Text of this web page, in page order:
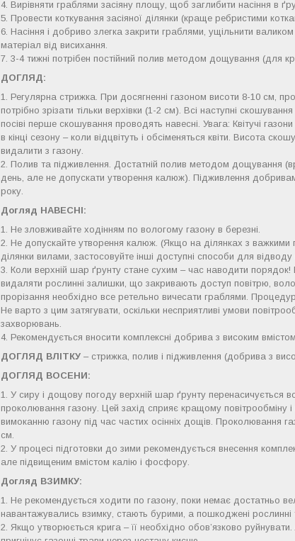
4. Вирівняти граблями засіяну площу, щоб заглибити насіння в
5. Провести коткування засіяної ділянки (краще ребристими
6. Насіння і добриво злегка закрити граблями, ущільнити
матеріал від висихання.
7. 3-4 тижні потрібен постійний полив методом дощування (для
ДОГЛЯД:
1. Регулярна стрижка. При досягненні газоном висоти 8-10 см,
потрібно зрізати тільки верхівки (1-2 см). Всі наступні
посіві перше скошування проводять навесні. Увага: Квітучі
в кінці сезону – коли відцвітуть і обсіменяться квіти. Висота
видалити з газону.
2. Полив та підживлення. Достатній полив методом дощування
день, але не допускати утворення калюж). Підживлення
року.
Догляд НАВЕСНІ:
1. Не зловживайте ходінням по вологому газону в березні.
2. Не допускайте утворення калюж. (Якщо на ділянках з
ділянки вилами, застосовуйте інші доступні способи для
3. Коли верхній шар ґрунту стане сухим – час наводити порядок!
видаляти рослинні залишки, що закривають доступ повітрю,
прорізання необхідно все ретельно вичесати граблями.
Не варто з цим затягувати, оскільки несприятливі умови
захворювань.
4. Рекомендується вносити комплексні добрива з високим
ДОГЛЯД ВЛІТКУ – стрижка, полив і підживлення (добрива з
ДОГЛЯД ВОСЕНИ:
1. У сиру і дощову погоду верхній шар ґрунту перенасичується
проколювання газону. Цей захід сприяє кращому повітрообміну
вимоканню газону під час частих осінніх дощів. Проколювання
см.
2. У процесі підготовки до зими рекомендується внесення
але підвищеним вмістом калію і фосфору.
Догляд ВЗИМКУ:
1. Не рекомендується ходити по газону, поки немає достатньо
навантажувались взимку, стають бурими, а пошкоджені
2. Якщо утворюється крига – її необхідно обов’язково руйнувати.